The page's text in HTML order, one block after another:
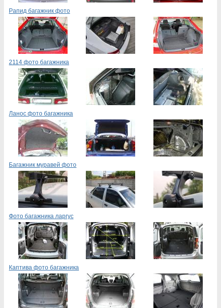
Рапид багажник фото
2114 фото багажника
Ланос фото багажника
Багажник муравей фото
Фото багажника ларгус
Каптива фото багажника